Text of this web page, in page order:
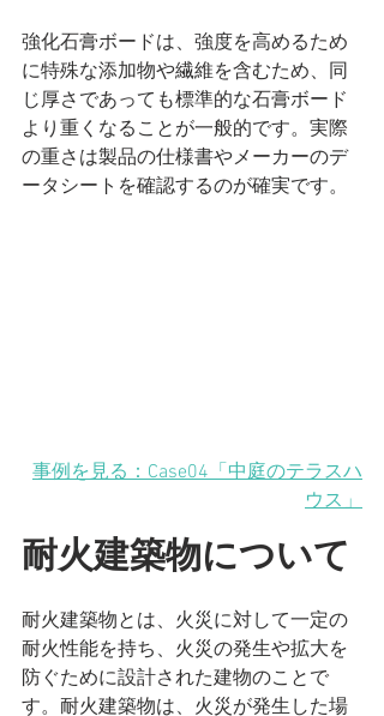
強化石膏ボードは、強度を高めるため
に特殊な添加物や繊維を含むため、同
じ厚さであっても標準的な石膏ボード
より重くなることが一般的です。実際
の重さは製品の仕様書やメーカーのデ
ータシートを確認するのが確実です。
事例を見る：Case04「中庭のテラスハ
ウス」
耐火建築物について
耐火建築物とは、火災に対して一定の
耐火性能を持ち、火災の発生や拡大を
防ぐために設計された建物のことで
す。耐火建築物は、火災が発生した場